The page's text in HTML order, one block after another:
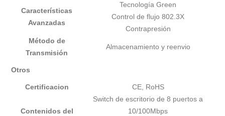
Características
Avanzadas
Tecnología Green
Control de flujo 802.3X
Contrapresión
Método de
Transmisión
Almacenamiento y reenvio
Otros
Certificacion CE, RoHS
Contenidos del
Switch de escritorio de 8 puertos a
10/100Mbps